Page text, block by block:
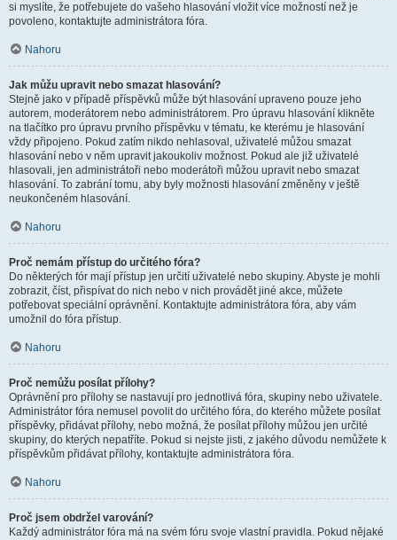
si myslíte, že potřebujete do vašeho hlasování vložit více možností než je
povoleno, kontaktujte administrátora fóra.
Nahoru
Jak můžu upravit nebo smazat hlasování?
Stejně jako v případě příspěvků může být hlasování upraveno pouze jeho
autorem, moderátorem nebo administrátorem. Pro úpravu hlasování klikněte
na tlačítko pro úpravu prvního příspěvku v tématu, ke kterému je hlasování
vždy připojeno. Pokud zatím nikdo nehlasoval, uživatelé můžou smazat
hlasování nebo v něm upravit jakoukoliv možnost. Pokud ale již uživatelé
hlasovali, jen administrátoři nebo moderátoři můžou upravit nebo smazat
hlasování. To zabrání tomu, aby byly možnosti hlasování změněny v ještě
neukončeném hlasování.
Nahoru
Proč nemám přístup do určitého fóra?
Do některých fór mají přístup jen určití uživatelé nebo skupiny. Abyste je mohli
zobrazit, číst, přispívat do nich nebo v nich provádět jiné akce, můžete
potřebovat speciální oprávnění. Kontaktujte administrátora fóra, aby vám
umožnil do fóra přístup.
Nahoru
Proč nemůžu posílat přílohy?
Oprávnění pro přílohy se nastavují pro jednotlivá fóra, skupiny nebo uživatele.
Administrátor fóra nemusel povolit do určitého fóra, do kterého můžete posílat
příspěvky, přidávat přílohy, nebo možná, že posílat přílohy můžou jen určité
skupiny, do kterých nepatříte. Pokud si nejste jisti, z jakého důvodu nemůžete k
příspěvkům přidávat přílohy, kontaktujte administrátora fóra.
Nahoru
Proč jsem obdržel varování?
Každý administrátor fóra má na svém fóru svoje vlastní pravidla. Pokud nějaké